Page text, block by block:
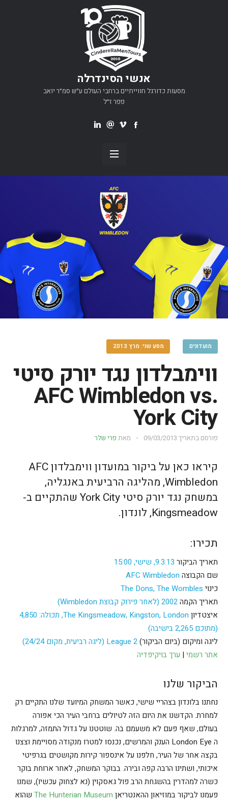
אנשי הסינדרלה
מסעות כדורגל חווייתיים ברחבי העולם ע״ש סמ״ר יואב
פפר ז״ל
מועדונים מסע שני: מרץ 2013
ווימבלדון נגד יורק סיטי
AFC Wimbledon vs.
York City
פורסם בתאריך 09/03/2013 מאת פרי שלר
קיראו כאן על ביקור במועדון ווימבלדון AFC
Wimbledon, מהליגה הרביעית באנגליה,
במשחק נגד יורק סיטי York City שהתקיים ב-
Kingsmeadow, לונדון.
תכירו:
תאריך הביקור 9.3.13, שישי, 15:00
שם הקבוצה AFC Wimbledon
כינוי The Dons, The Wombles
תאריך הקמה2002 (לאחר פירוק קבוצת Wimbledon)
איצטדיון
The Kingsmeadow, Kingston, London, תכולה: 4,850
(מתוכם 2,265 בישיבה)
ליגה ומיקום (ביום הביקור)League 2 (ליגה רביעית, מקום 24/24)
אתר רשמי | ערך בויקיפדיה
הביקור שלנו
נחתנו בלונדון בצהריי שישי, כאשר המשחק המיועד שלנו התקיים רק
למחרת. הקדשנו את היום הזה לטיולים ברחבי העיר הכי אפורה
בעולם, שאף פעם לא משעמם בה. שוטטנו על גדול התמזה, למרגלות
ה London Eye הענק והמרשים, נכנסו למטרו מנקודה מסויימת וצצנו
בקצה אחר של העיר, חלפנו על אינספור קירות מקושטים בגרפיטי
איכותי, ושתינו הרבה קפה ובירה. בבוקר המשחק, לאחר ארוחת בוקר
כשרה למהדרין בהשגחת הרב פול גאסקוין (נא לצחוק עכשיו), שמנו
פעמנו לביקור במוזיאון ההאנטריאן The Hunterian Museum שהוא